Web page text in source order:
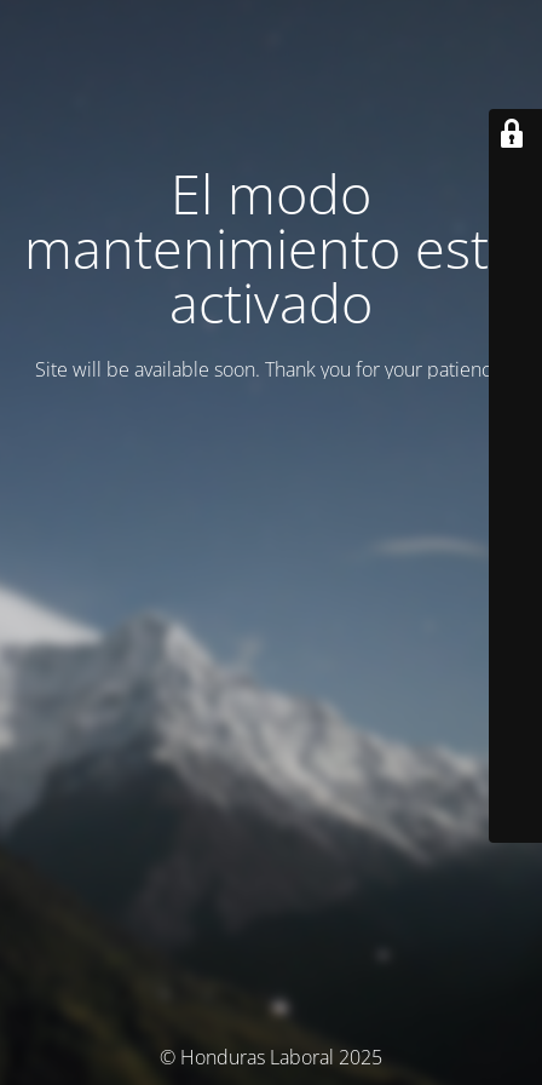
El modo
mantenimiento está
activado
Site will be available soon. Thank you for your patience!
© Honduras Laboral 2025